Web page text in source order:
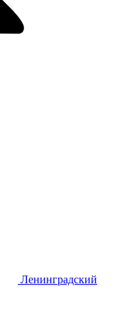
Ленинградский